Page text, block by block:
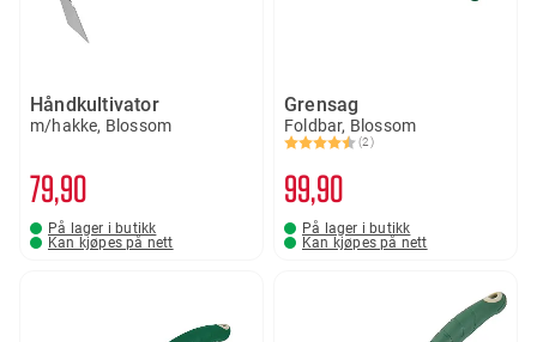
Håndkultivator
m/hakke, Blossom
79 90
På lager i butikk
Kan kjøpes på nett
Grensag
Foldbar, Blossom
Karakter:
(2)
4.5 av 5 mulige
99 90
På lager i butikk
Kan kjøpes på nett